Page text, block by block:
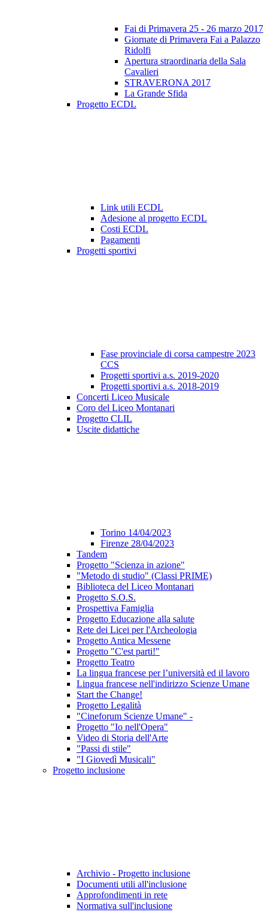
Fai di Primavera 25 - 26 marzo 2017
Giornate di Primavera Fai a Palazzo
Ridolfi
Apertura straordinaria della Sala
Cavalieri
STRAVERONA 2017
La Grande Sfida
Progetto ECDL
Link utili ECDL
Adesione al progetto ECDL
Costi ECDL
Pagamenti
Progetti sportivi
Fase provinciale di corsa campestre 2023
CCS
Progetti sportivi a.s. 2019-2020
Progetti sportivi a.s. 2018-2019
Concerti Liceo Musicale
Coro del Liceo Montanari
Progetto CLIL
Uscite didattiche
Torino 14/04/2023
Firenze 28/04/2023
Tandem
Progetto "Scienza in azione"
"Metodo di studio" (Classi PRIME)
Biblioteca del Liceo Montanari
Progetto S.O.S.
Prospettiva Famiglia
Progetto Educazione alla salute
Rete dei Licei per l'Archeologia
Progetto Antica Messene
Progetto "C'est parti!"
Progetto Teatro
La lingua francese per l’università ed il lavoro
Lingua francese nell'indirizzo Scienze Umane
Start the Change!
Progetto Legalità
"Cineforum Scienze Umane" -
Progetto "Io nell'Opera"
Video di Storia dell'Arte
"Passi di stile"
"I Giovedì Musicali"
Progetto inclusione
Archivio - Progetto inclusione
Documenti utili all'inclusione
Approfondimenti in rete
Normativa sull'inclusione